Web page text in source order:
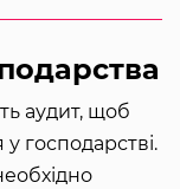
аудит, щоб
господарстві.